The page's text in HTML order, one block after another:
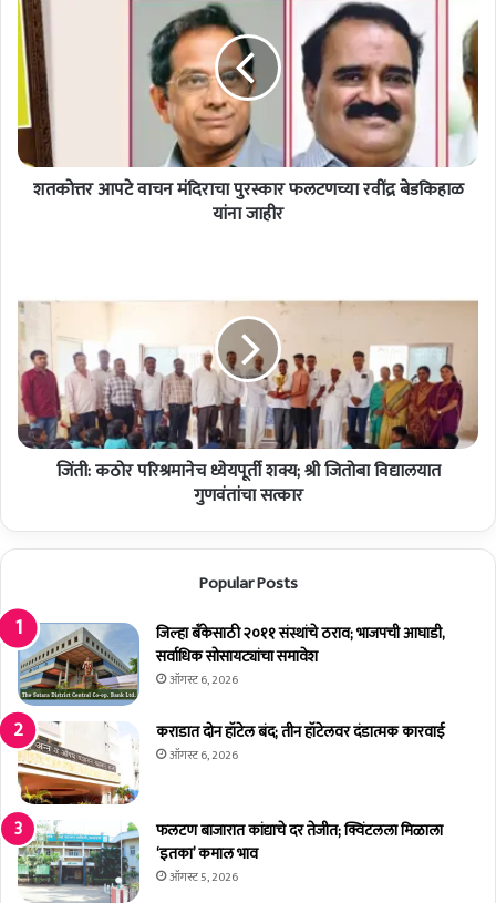
वाचन
मंदिराचा
पुरस्कार
फलटणच्या
रवींद्र
बेडकिहाळ
यांना
जाहीर
शतकोत्तर आपटे वाचन मंदिराचा पुरस्कार फलटणच्या रवींद्र बेडकिहाळ
यांना जाहीर
परिश्रमानेच
ध्येयपूर्ती
शक्य;
श्री
जितोबा
विद्यालयात
गुणवंतांचा
जिंती: कठोर परिश्रमानेच ध्येयपूर्ती शक्य; श्री जितोबा विद्यालयात
गुणवंतांचा सत्कार
Popular Posts
जिल्हा बँकेसाठी २०११ संस्थांचे ठराव; भाजपची आघाडी,
सर्वाधिक सोसायट्यांचा समावेश
ऑगस्ट 6, 2026
कराडात दोन हॉटेल बंद; तीन हॉटेलवर दंडात्मक कारवाई
ऑगस्ट 6, 2026
फलटण बाजारात कांद्याचे दर तेजीत; क्विंटलला मिळाला
‘इतका’ कमाल भाव
ऑगस्ट 5, 2026